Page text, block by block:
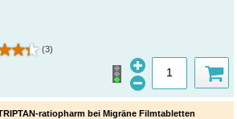
(3)
ratiopharm bei Migräne Filmtabletten